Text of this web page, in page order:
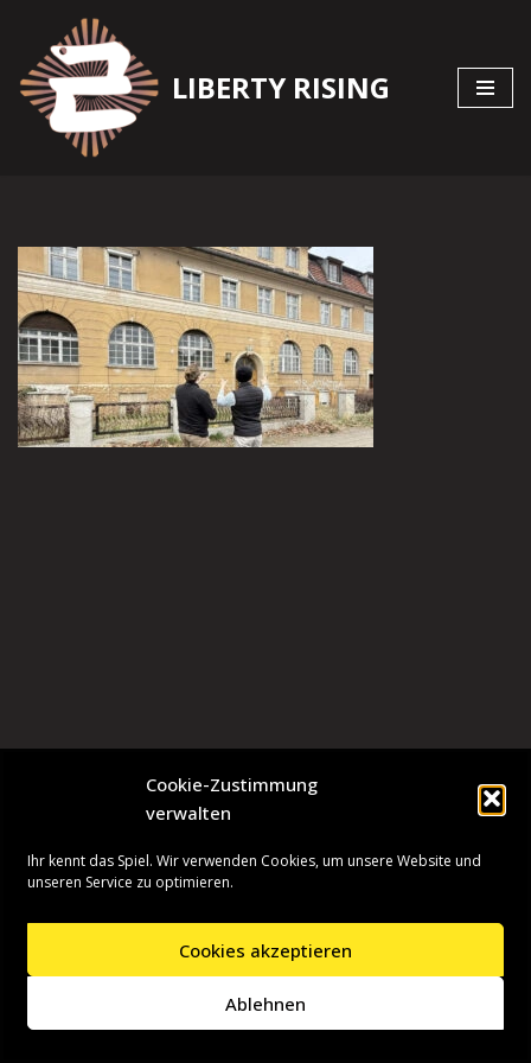
Cookie-Zustimmung
verwalten
Ihr kennt das Spiel. Wir verwenden Cookies, um unsere Website und
unseren Service zu optimieren.
Cookies akzeptieren
Ablehnen
Zum
Inhalt
springen
LIBERTY RISING
| Präsentiert vonWordPress
Presseinformationen